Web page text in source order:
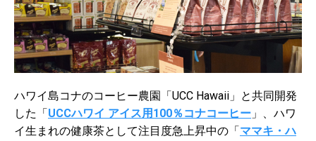
ハワイ島コナのコーヒー農園「UCC Hawaii」と共同開発
した 「UCCハワイ アイス用100％コナコーヒー 」、ハワ
イ生まれの健康茶として注目度急上昇中の「ママキ・ハ